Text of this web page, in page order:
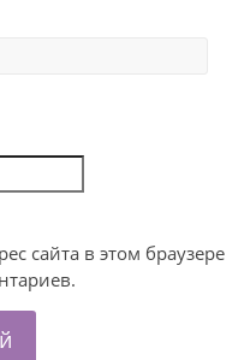
сайта в этом браузере